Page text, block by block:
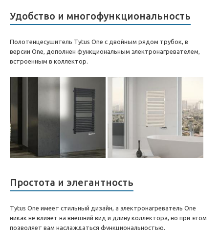
Удобство и многофункциональность
Полотенцесушитель Tytus One с двойным рядом трубок, в
версии One, дополнен функциональным электронагревателем,
встроенным в коллектор.
Простота и элегантность
Tytus One имеет стильный дизайн, а электронагреватель One
никак не влияет на внешний вид и длину коллектора, но при этом
позволяет вам наслаждаться функциональностью.